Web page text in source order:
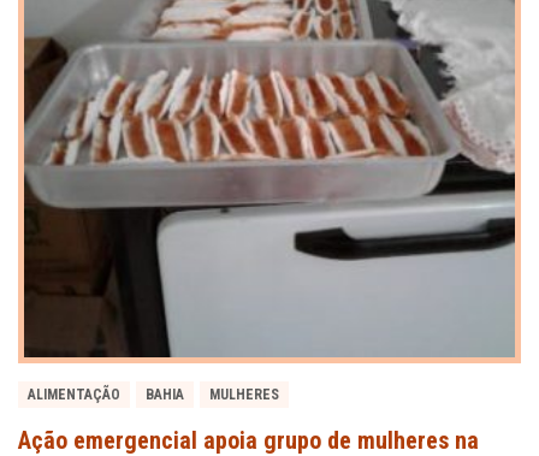
ALIMENTAÇÃO BAHIA MULHERES
Ação emergencial apoia grupo de mulheres na